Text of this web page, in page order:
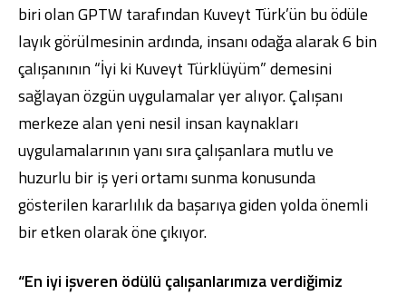
biri olan GPTW tarafından Kuveyt Türk’ün bu ödüle
layık görülmesinin ardında, insanı odağa alarak 6 bin
çalışanının “İyi ki Kuveyt Türklüyüm” demesini
sağlayan özgün uygulamalar yer alıyor. Çalışanı
merkeze alan yeni nesil insan kaynakları
uygulamalarının yanı sıra çalışanlara mutlu ve
huzurlu bir iş yeri ortamı sunma konusunda
gösterilen kararlılık da başarıya giden yolda önemli
bir etken olarak öne çıkıyor.
“En iyi işveren ödülü çalışanlarımıza verdiğimiz